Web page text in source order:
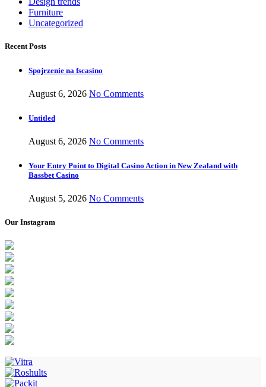
Furniture
Uncategorized
Recent Posts
Spojrzenie na fscasino
August 6, 2026 No Comments
Untitled
August 6, 2026 No Comments
Your Entry Point to Digital Casino Action in New Zealand with
Bassbet Casino
August 5, 2026 No Comments
Our Instagram